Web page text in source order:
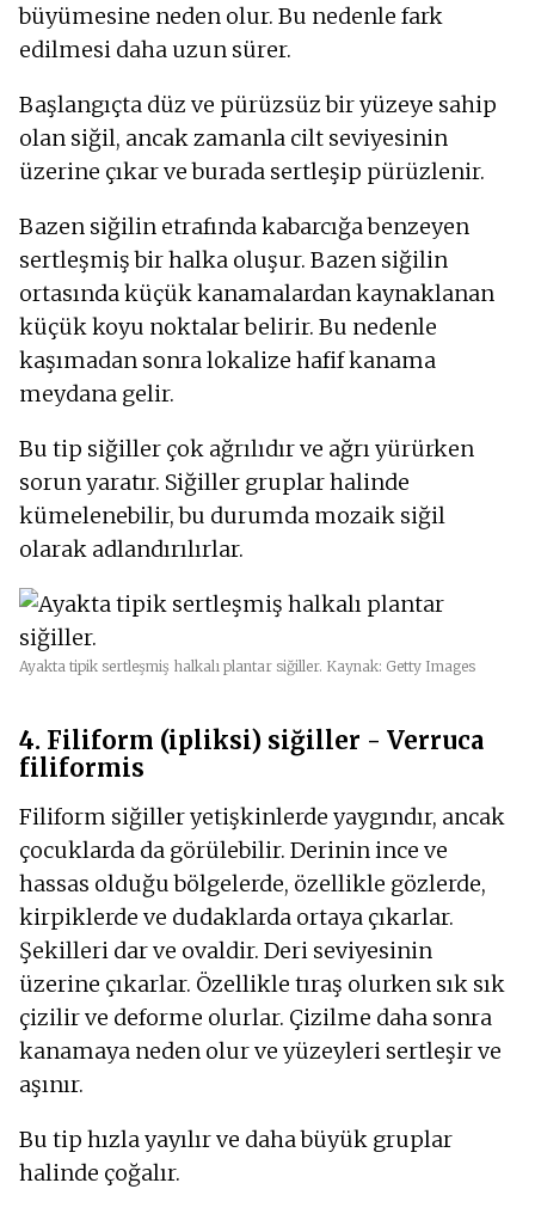
büyümesine neden olur. Bu nedenle fark
edilmesi daha uzun sürer.
Başlangıçta düz ve pürüzsüz bir yüzeye sahip
olan siğil, ancak zamanla cilt seviyesinin
üzerine çıkar ve burada sertleşip pürüzlenir.
Bazen siğilin etrafında kabarcığa benzeyen
sertleşmiş bir halka oluşur. Bazen siğilin
ortasında küçük kanamalardan kaynaklanan
küçük koyu noktalar belirir. Bu nedenle
kaşımadan sonra lokalize hafif kanama
meydana gelir.
Bu tip siğiller çok ağrılıdır ve ağrı yürürken
sorun yaratır. Siğiller gruplar halinde
kümelenebilir, bu durumda mozaik siğil
olarak adlandırılırlar.
Ayakta tipik sertleşmiş halkalı plantar siğiller. Kaynak: Getty Images
4. Filiform (ipliksi) siğiller - Verruca
filiformis
Filiform siğiller yetişkinlerde yaygındır, ancak
çocuklarda da görülebilir. Derinin ince ve
hassas olduğu bölgelerde, özellikle gözlerde,
kirpiklerde ve dudaklarda ortaya çıkarlar.
Şekilleri dar ve ovaldir. Deri seviyesinin
üzerine çıkarlar. Özellikle tıraş olurken sık sık
çizilir ve deforme olurlar. Çizilme daha sonra
kanamaya neden olur ve yüzeyleri sertleşir ve
aşınır.
Bu tip hızla yayılır ve daha büyük gruplar
halinde çoğalır.